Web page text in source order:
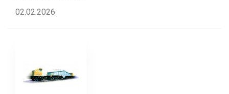
02.02.2026